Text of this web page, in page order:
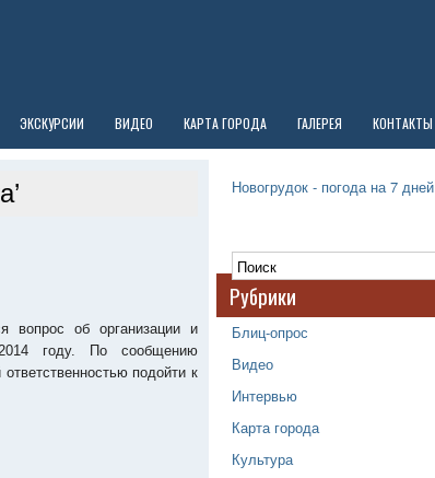
ЭКСКУРСИИ ВИДЕО КАРТА ГОРОДА ГАЛЕРЕЯ КОНТАКТЫ
вопрос об организации и
году. По сообщению
подойти к
Новогрудок - погода на 7 дней
Рубрики
Блиц-опрос
Видео
Интервью
Карта города
Культура